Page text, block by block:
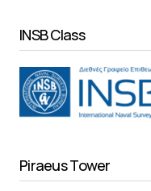
INSB Class
Piraeus Tower